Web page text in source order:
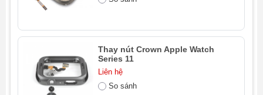
cần sự cẩn thận và chuyên nghiệp cao.
Nếu bạn đang tìm kiếm một địa chỉ uy tín để thay nút
Crown Apple Watch, bạn có thể cân nhắc các trung tâm
sửa chữa chuyên nghiệp. Ví dụ, tại Yêu Apple, dịch vụ
thay nút Crown Apple Watch Series 5 không chỉ sử
dụng linh kiện chất lượng mà còn đảm bảo quy trình
Thay nút Crown Apple Watch
Series 11
Liên hệ
So sánh